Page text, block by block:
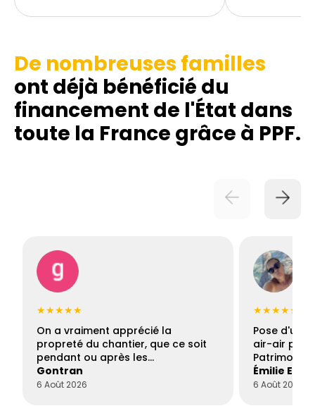
De nombreuses familles
ont déjà bénéficié du
financement de l'État dans
toute la France grâce à PPF.
★★★★★
On a vraiment apprécié la
propreté du chantier, que ce soit
pendant ou après les…
Gontran
6 Août 2026
★★★★★
Pose d'une
air-air par
Patrimoine
Émilie
6 Août 2026